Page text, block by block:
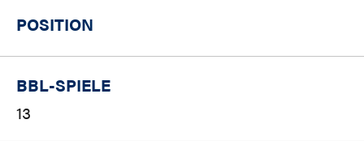
POSITION
BBL-SPIELE
13